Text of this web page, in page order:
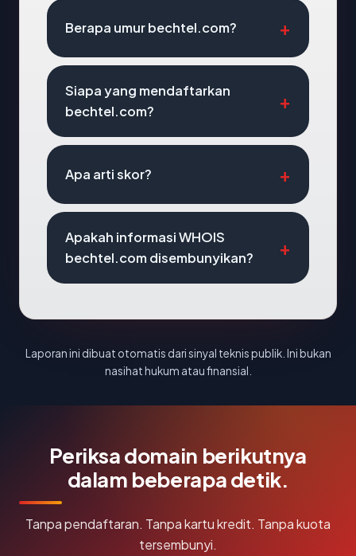
Berapa umur bechtel.com?
Siapa yang mendaftarkan
bechtel.com?
Apa arti skor?
Apakah informasi WHOIS
bechtel.com disembunyikan?
Laporan ini dibuat otomatis dari sinyal teknis publik. Ini bukan
nasihat hukum atau finansial.
Periksa domain berikutnya
dalam beberapa detik.
Tanpa pendaftaran. Tanpa kartu kredit. Tanpa kuota
tersembunyi.